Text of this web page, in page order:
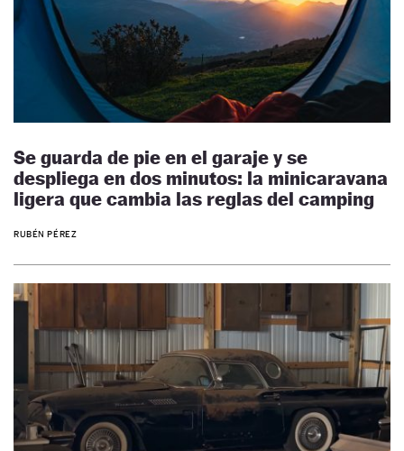
Se guarda de pie en el garaje y se
despliega en dos minutos: la minicaravana
ligera que cambia las reglas del camping
RUBÉN PÉREZ